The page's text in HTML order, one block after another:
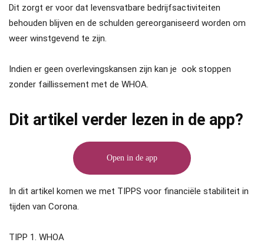
Dit zorgt er voor dat levensvatbare bedrijfsactiviteiten
behouden blijven en de schulden gereorganiseerd worden om
weer winstgevend te zijn.
Indien er geen overlevingskansen zijn kan je ook stoppen
zonder faillissement met de WHOA.
Dit artikel verder lezen in de app?
Open in de app
In dit artikel komen we met TIPPS voor financiële stabiliteit in
tijden van Corona.
TIPP 1. WHOA